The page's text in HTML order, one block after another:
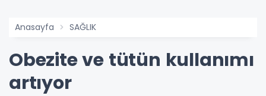
Anasayfa SAĞLIK
Obezite ve tütün kullanımı
artıyor